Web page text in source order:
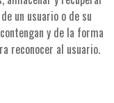
un usuario o de su
y de la forma
reconocer al usuario.